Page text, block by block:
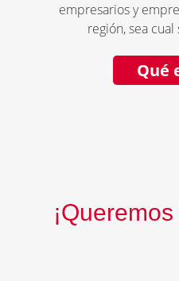
empresarios y
región, sea
Qué